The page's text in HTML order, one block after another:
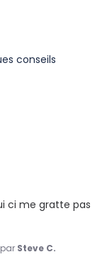
conseils
ci me gratte pas
par Steve C.